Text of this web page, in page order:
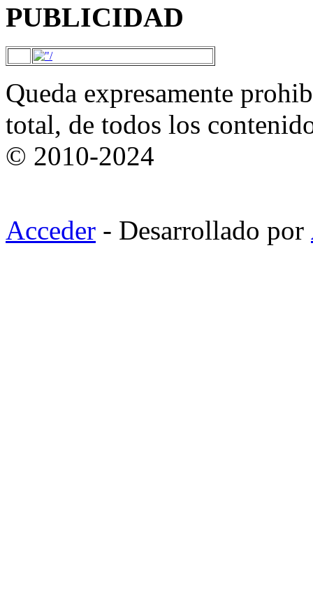
PUBLICIDAD
Queda expresamente
total, de todos los
© 2010-2024
Acceder - Desarrollado por